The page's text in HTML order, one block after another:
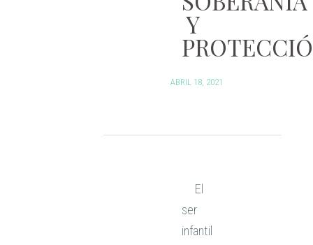
Y
ABRIL 18, 2021
El
ser
infantil